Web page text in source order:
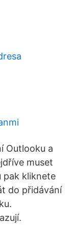
Outlooku a
muset
kliknete
do přidávání